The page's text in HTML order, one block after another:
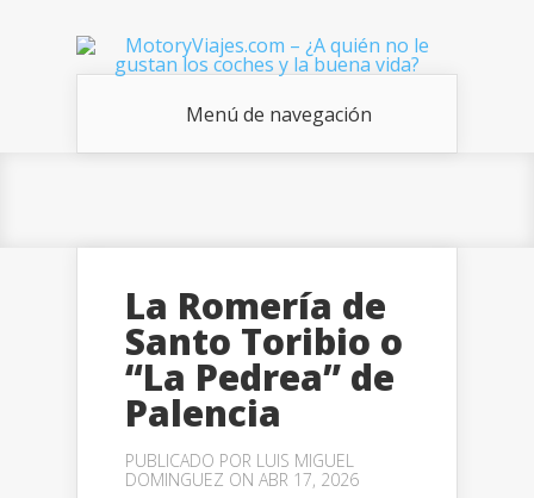
Menú de navegación
La Romería de
Santo Toribio o
“La Pedrea” de
Palencia
PUBLICADO POR LUIS MIGUEL
DOMINGUEZ ON ABR 17, 2026